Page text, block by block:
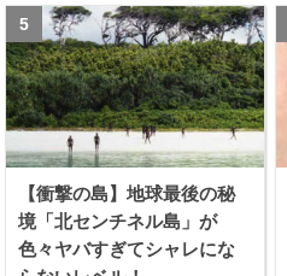
【衝撃の島】地球最後の秘
境「北センチネル島」が
色々ヤバすぎてシャレにな